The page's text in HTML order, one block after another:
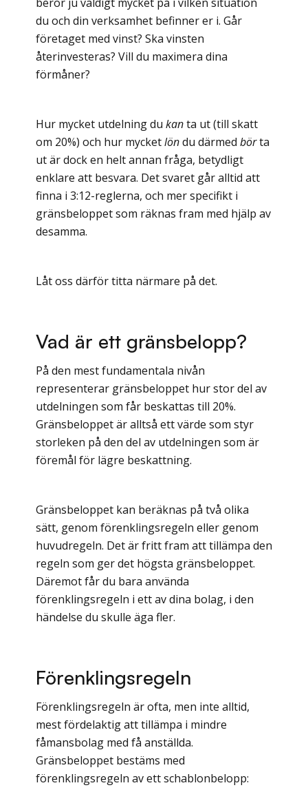
du och din verksamhet befinner er i. Går
företaget med vinst? Ska vinsten
återinvesteras? Vill du maximera dina
förmåner?
Hur mycket utdelning du kanta ut (till skatt
om 20%) och hur mycketlöndu därmed börta
ut är dock en helt annan fråga, betydligt
enklare att besvara. Det svaret går alltid att
finna i 3:12-reglerna, och mer specifikt i
gränsbeloppet som räknas fram med hjälp av
desamma.
Låt oss därför titta närmare på det.
Vad är ett gränsbelopp?
På den mest fundamentala nivån
representerar gränsbeloppet hur stor del av
utdelningen som får beskattas till 20%.
Gränsbeloppet är alltså ett värde som styr
storleken på den del av utdelningen som är
föremål för lägre beskattning.
Gränsbeloppet kan beräknas på två olika
sätt, genom förenklingsregeln eller genom
huvudregeln. Det är fritt fram att tillämpa den
regeln som ger det högsta gränsbeloppet.
Däremot får du bara använda
förenklingsregeln i ett av dina bolag, i den
händelse du skulle äga fler.
Förenklingsregeln
Förenklingsregeln är ofta, men inte alltid,
mest fördelaktig att tillämpa i mindre
fåmansbolag med få anställda.
Gränsbeloppet bestäms med
förenklingsregeln av ett schablonbelopp: